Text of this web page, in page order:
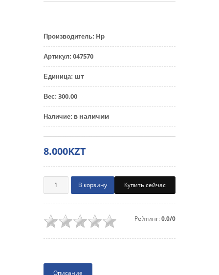
Производитель: Hp
Артикул: 047570
Единица: шт
Вес: 300.00
Наличие: в наличии
8.000KZT
Купить сейчас
Рейтинг:0.0/0
Описание